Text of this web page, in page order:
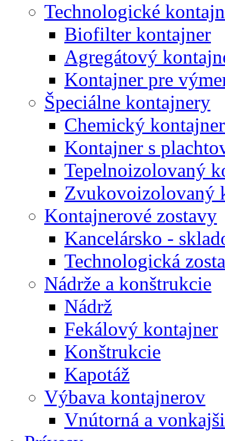
Technologické
Biofilter kontajner
Agregátový
Kontajner pre
Špeciálne kontajnery
Chemický kontajner
Kontajner s
Tepelnoizolovaný
Zvukovoizolovaný
Kontajnerové zostavy
Kancelársko -
Technologická
Nádrže a konštrukcie
Nádrž
Fekálový kontajner
Konštrukcie
Kapotáž
Výbava kontajnerov
Vnútorná a